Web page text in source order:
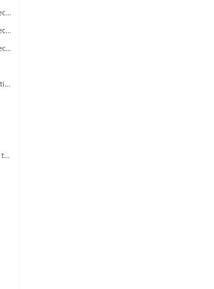
Brisach : carte particulière du canal de Neuf-Brisach avec ses environs (fin XVIIe siècle)
Brisach : carte particulière du canal de Neuf-Brisach avec ses environs (fin XVIIe siècle)
Brisach : carte particulière du canal de Neuf-Brisach avec ses environs (fin XVIIe siècle)
Brisach : Carte des environs de Brisach, vers 1695. Plan tiré du 4e volume des Cartes des environs de plusieurs places (echelle 1/50000)
Brisach : Plan de Neuf-Brisach (fin XVIIe siècle éch. : 200 toises)